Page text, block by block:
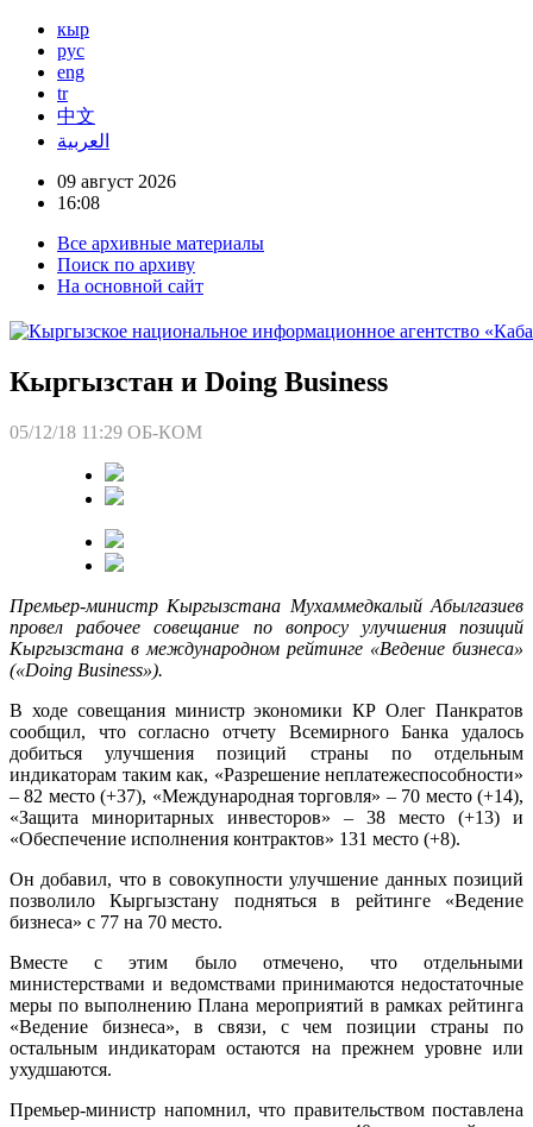
кыр
рус
eng
tr
中文
العربية
09 август 2026
16:08
Все архивные материалы
Поиск по архиву
На основной сайт
Кыргызстан и Doing Business
05/12/18 11:29 ОБ-КОМ
Премьер-министр Кыргызстана Мухаммедкалый Абылгазиев
провел рабочее совещание по вопросу улучшения позиций
Кыргызстана в международном рейтинге «Ведение бизнеса»
(«Doing Business»).
В ходе совещания министр экономики КР Олег Панкратов
сообщил, что согласно отчету Всемирного Банка удалось
добиться улучшения позиций страны по отдельным
индикаторам таким как, «Разрешение неплатежеспособности»
– 82 место (+37), «Международная торговля» – 70 место (+14),
«Защита миноритарных инвесторов» – 38 место (+13) и
«Обеспечение исполнения контрактов» 131 место (+8).
Он добавил, что в совокупности улучшение данных позиций
позволило Кыргызстану подняться в рейтинге «Ведение
бизнеса» с 77 на 70 место.
Вместе с этим было отмечено, что отдельными
министерствами и ведомствами принимаются недостаточные
меры по выполнению Плана мероприятий в рамках рейтинга
«Ведение бизнеса», в связи, с чем позиции страны по
остальным индикаторам остаются на прежнем уровне или
ухудшаются.
Премьер-министр напомнил, что правительством поставлена